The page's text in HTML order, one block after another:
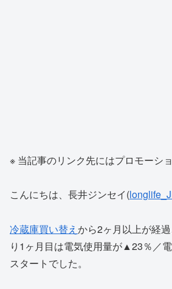
※ 当記事のリンク先にはプロモーシ
こんにちは、長井ジンセイ(
冷蔵庫買い替え から2ヶ月以上が経過
り1ヶ月目は電気使用量が▲23％／
スタートでした。